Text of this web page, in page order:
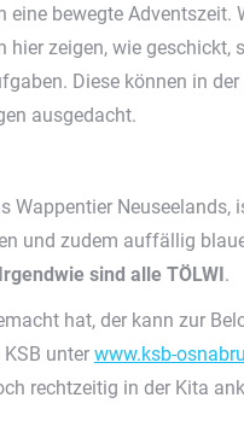
bewegte Adventszeit.
zeigen, wie geschickt,
Diese können in
ausgedacht.
Neuseelands,
und zudem auffällig
Irgendwie sind alle TÖLWI.
hat, der kann zur
unter www.ksb-
rechtzeitig in der Kita